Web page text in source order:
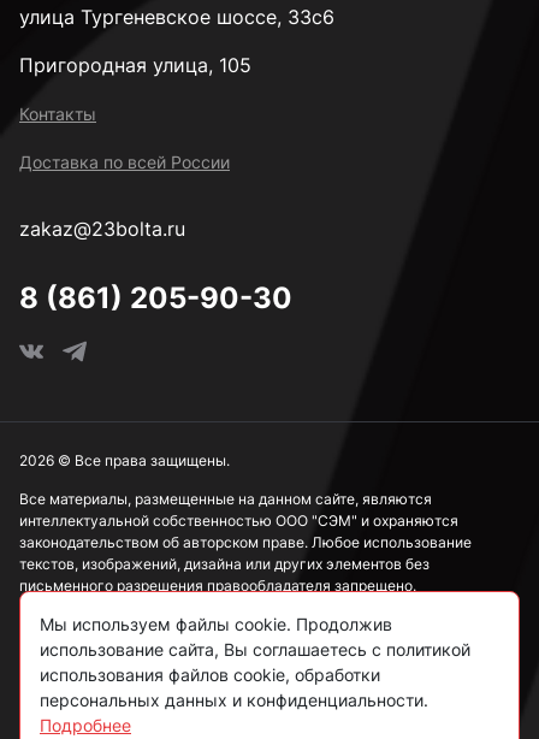
к.п. 12,9
М3
М5
М8
улица Тургеневское шоссе, 33с6
Пригородная улица, 105
Контакты
Доставка по всей России
zakaz@23bolta.ru
8 (861) 205-90-30
Все материалы, размещенные на данном сайте, являются
интеллектуальной собственностью ООО "СЭМ" и охраняются
законодательством об авторском праве. Любое использование
текстов, изображений, дизайна или других элементов без
письменного разрешения правообладателя запрещено.
Информация, представленная на сайте, носит исключительно
ознакомительный характер и не может рассматриваться как
публичная оферта в соответствии со ст. 437 ГК РФ.
Политика конфиденциальности
2026 © Все права защищены.
Мы используем файлы cookie. Продолжив
использование сайта, Вы соглашаетесь с политикой
использования файлов cookie, обработки
персональных данных и конфиденциальности.
Подробнее